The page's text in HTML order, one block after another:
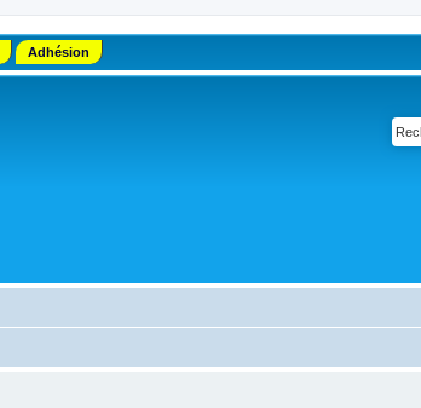
Adhésion